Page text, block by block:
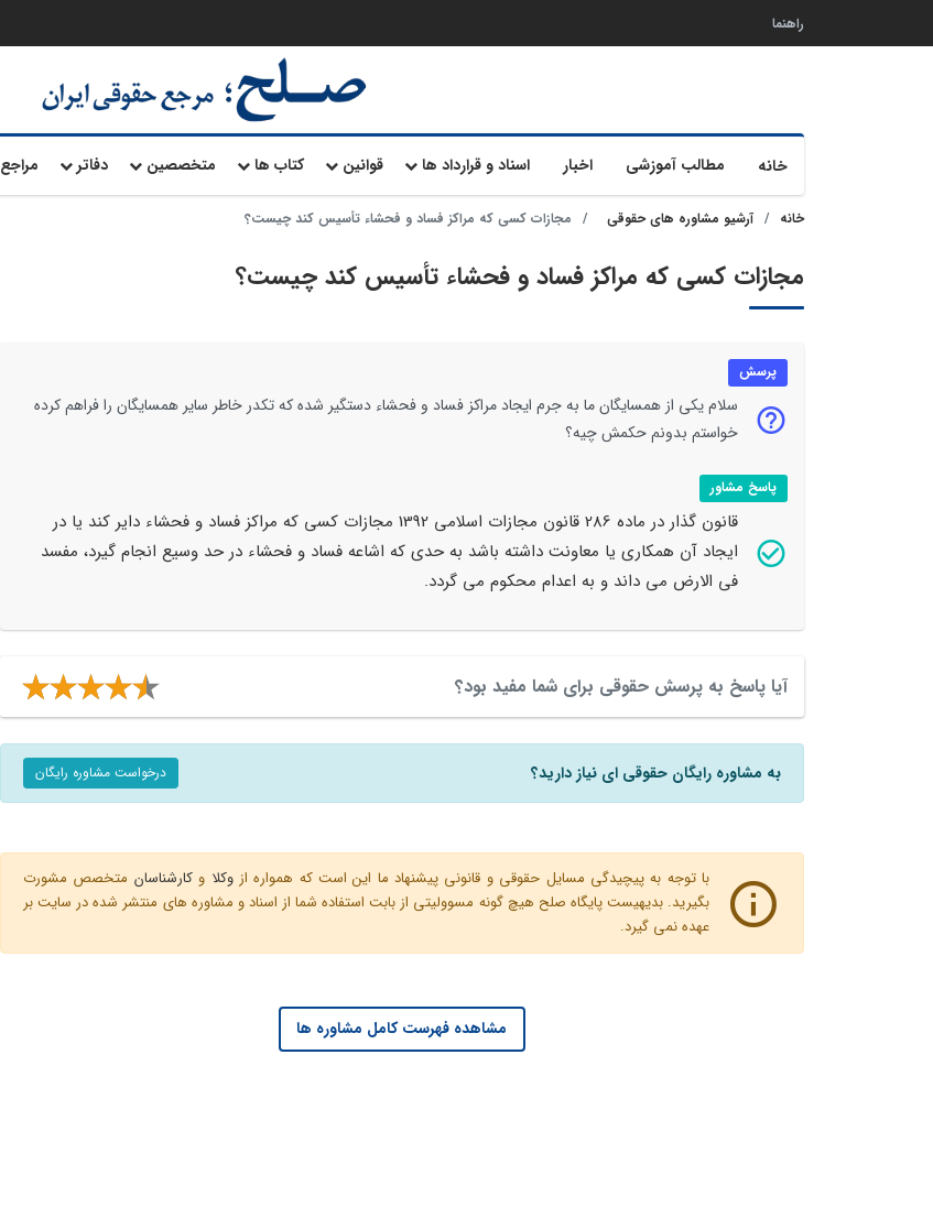
راهنما
خانه مطالب آموزشی اخبار اسناد و قرارداد ها قوانین کتاب ها متخصصین دفاتر مراجع
خانه آرشیو مشاوره های حقوقی مجازات کسی که مراکز فساد و فحشاء تأسیس کند چیست؟
مجازات کسی که مراکز فساد و فحشاء تأسیس کند چیست؟
پرسش
سلام یکی از همسایگان ما به جرم ایجاد مراکز فساد و فحشاء دستگیر شده که تکدر خاطر سایر همسایگان را فراهم کرده
خواستم بدونم حکمش چیه؟
پاسخ مشاور
قانون گذار در ماده 286 قانون مجازات اسلامی 1392 مجازات کسی که مراکز فساد و فحشاء دایر کند یا در
ایجاد آن همکاری یا معاونت داشته باشد به حدی که اشاعه فساد و فحشاء در حد وسیع انجام گیرد، مفسد
فی الارض می داند و به اعدام محکوم می گردد.
آیا پاسخ به پرسش حقوقی برای شما مفید بود؟
به مشاوره رایگان حقوقی ای نیاز دارید؟ درخواست مشاوره رایگان
با توجه به پیچیدگی مسایل حقوقی و قانونی پیشنهاد ما این است که همواره ازوکلا وکارشناسان متخصص مشورت
بگیرید. بدیهیست پایگاه صلح هیچ گونه مسوولیتی از بابت استفاده شما از اسناد و مشاوره های منتشر شده در سایت بر
عهده نمی گیرد.
مشاهده فهرست کامل مشاوره ها